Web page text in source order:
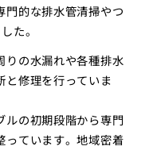
門的な排水管清掃やつ
た。
りの水漏れや各種排水
と修理を行っていま
ルの初期段階から専門
っています。地域密着